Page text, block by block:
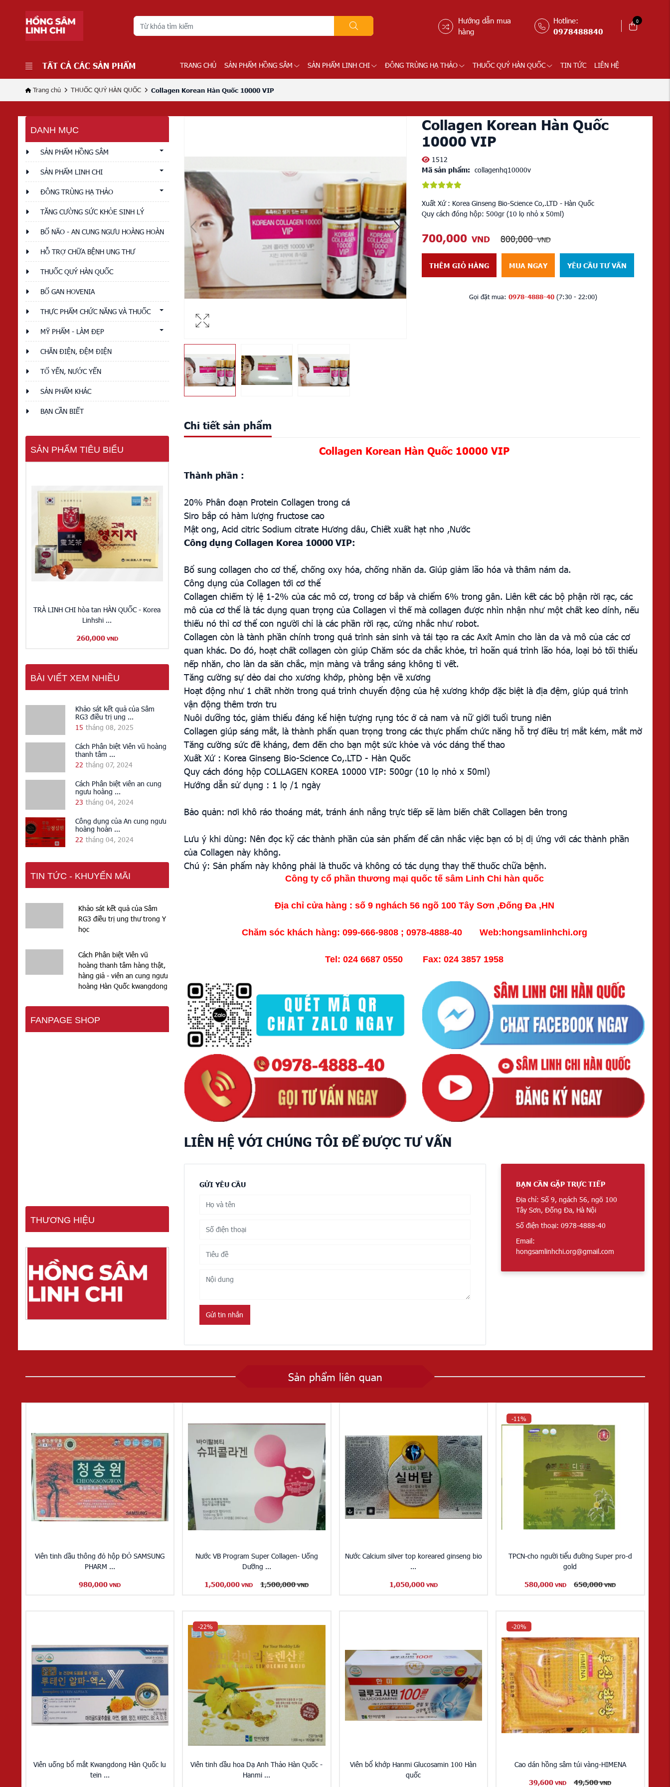
Hướng dẫn mua
hàng
Hotline:
0978488840
0
TẤT CẢ CÁC SẢN PHẨM TRANG CHỦ SẢN PHẨM HỒNG SÂM SẢN PHẨM LINH CHI ĐÔNG TRÙNG HẠ THẢO THUỐC QUÝ HÀN QUỐC TIN TỨC LIÊN HỆ
Trang chủ THUỐC QUÝ HÀN QUỐC Collagen Korean Hàn Quốc 10000 VIP
DANH MỤC
SẢN PHẨM HỒNG SÂM
SẢN PHẨM LINH CHI
ĐÔNG TRÙNG HẠ THẢO
TĂNG CƯỜNG SỨC KHỎE SINH LÝ
BỔ NÃO - AN CUNG NGƯU HOÀNG HOÀN
HỖ TRỢ CHỮA BỆNH UNG THƯ
THUỐC QUÝ HÀN QUỐC
BỔ GAN HOVENIA
THỰC PHẨM CHỨC NĂNG VÀ THUỐC
MỸ PHẨM - LÀM ĐẸP
CHĂN ĐIỆN, ĐỆM ĐIỆN
TỔ YẾN, NƯỚC YẾN
SẢN PHẨM KHÁC
BẠN CẦN BIẾT
SẢN PHẨM TIÊU BIỂU
TRÀ LINH CHI hòa tan HÀN QUỐC - Korea
Linhshi ...
260,000 VND
BÀI VIẾT XEM NHIỀU
Khảo sát kết quả của Sâm
RG3 điều trị ung ...
15 tháng 08, 2025
Cách Phân biệt Viên vũ hoàng
thanh tâm ...
22 tháng 07, 2024
Cách Phân biệt viên an cung
ngưu hoàng ...
23 tháng 04, 2024
Công dụng của An cung ngưu
hoàng hoàn ...
22 tháng 04, 2024
TIN TỨC - KHUYẾN MÃI
Khảo sát kết quả của Sâm
RG3 điều trị ung thư trong Y
học
Cách Phân biệt Viên vũ
hoàng thanh tâm hàng thật,
hàng giả - viên an cung ngưu
hoàng Hàn Quốc kwangdong
FANPAGE SHOP
THƯƠNG HIỆU
Collagen Korean Hàn Quốc
10000 VIP
1512
Mã sản phẩm: collagenhq10000v
Xuất Xứ : Korea Ginseng Bio-Science Co,.LTD - Hàn Quốc
Quy cách đóng hộp: 500gr (10 lọ nhỏ x 50ml)
700,000 VND 800,000VND
THÊM GIỎ HÀNG MUA NGAY YÊU CẦU TƯ VẤN
Gọi đặt mua:0978-4888-40 (7:30 - 22:00)
Chi tiết sản phẩm
Collagen Korean Hàn Quốc 10000 VIP
Thành phần :
20% Phân đoạn Protein Collagen trong cá
Siro bắp có hàm lượng fructose cao
Mật ong, Acid citric Sodium citrate Hương dâu, Chiết xuất hạt nho ,Nước
Công dụng Collagen Korea 10000 VIP:
Bổ sung collagen cho cơ thể, chống oxy hóa, chống nhăn da. Giúp giảm lão hóa và thâm nám da.
Công dụng của Collagen tới cơ thể
Collagen chiếm tỷ lệ 1-2% của các mô cơ, trong cơ bắp và chiểm 6% trong gân. Liên kết các bộ phận rời rạc, các
mô của cơ thể là tác dụng quan trọng của Collagen vì thế mà collagen được nhìn nhận như một chất keo dính, nếu
thiếu nó thì cơ thể con người chỉ là các phần rời rạc, cứng nhắc như robot.
Collagen còn là tành phần chính trong quá trình sản sinh và tái tạo ra các Axít Amin cho làn da và mô của các cơ
quan khác. Do đó, hoạt chất collagen còn giúp Chăm sóc da chắc khỏe, trì hoãn quá trình lão hóa, loại bỏ tối thiểu
nếp nhăn, cho làn da săn chắc, mịn màng và trắng sáng không tì vết.
Tăng cường sự dẻo dai cho xương khớp, phòng bện về xương
Hoạt động như 1 chất nhờn trong quá trình chuyển động của hệ xương khớp đặc biệt là địa đệm, giúp quá trình
vận động thêm trơn tru
Nuôi dưỡng tóc, giảm thiểu đáng kể hiện tượng rụng tóc ở cả nam và nữ giới tuổi trung niên
Collagen giúp sáng mắt, là thành phẩn quan trọng trong các thực phẩm chức năng hỗ trợ điều trị mắt kém, mắt mờ
Tăng cường sức đề kháng, đem đến cho bạn một sức khỏe và vóc dáng thể thao
Xuất Xứ : Korea Ginseng Bio-Science Co,.LTD - Hàn Quốc
Quy cách đóng hộp COLLAGEN KOREA 10000 VIP: 500gr (10 lọ nhỏ x 50ml)
Hướng dẫn sử dụng : 1 lọ /1 ngày
Bảo quản: nơi khô ráo thoáng mát, tránh ánh nắng trực tiếp sẽ làm biến chất Collagen bên trong
Lưu ý khi dùng: Nên đọc kỹ các thành phần của sản phẩm để cân nhắc việc bạn có bị dị ứng với các thành phần
của Collagen này không.
Chú ý: Sản phẩm này không phải là thuốc và không có tác dụng thay thế thuốc chữa bệnh.
Công ty cổ phần thương mại quốc tế sâm Linh Chi hàn quốc
Địa chỉ cửa hàng : số 9 nghách 56 ngõ 100 Tây Sơn ,Đống Đa ,HN
Chăm sóc khách hàng: 099-666-9808 ; 0978-4888-40 Web:hongsamlinhchi.org
Tel: 024 6687 0550 Fax: 024 3857 1958
LIÊN HỆ VỚI CHÚNG TÔI ĐỂ ĐƯỢC TƯ VẤN
GỬI YÊU CẦU
Gửi tin nhắn
BẠN CẦN GẶP TRỰC TIẾP
Địa chỉ: Số 9, ngách 56, ngõ 100
Tây Sơn, Đống Đa, Hà Nội
Số điện thoại: 0978-4888-40
Email:
hongsamlinhchi.org@gmail.com
Sản phẩm liên quan
Viên tinh dầu thông đỏ hộp ĐỎ SAMSUNG
PHARM ...
980,000 VND
Nước VB Program Super Collagen- Uống
Dưỡng ...
1,500,000 VND 1,500,000 VND
Nước Calcium silver top koreared ginseng bio
...
1,050,000 VND
-11%
TPCN-cho người tiểu đường Super pro-d
gold
580,000 VND 650,000 VND
Viên uống bổ mắt Kwangdong Hàn Quốc lu
tein ...
-22%
Viên tinh dầu hoa Dạ Anh Thảo Hàn Quốc -
Hanmi ...
Viên bổ khớp Hanmi Glucosamin 100 Hàn
quốc
-20%
Cao dán hồng sâm túi vàng-HIMENA
39,600 VND 49,500 VND